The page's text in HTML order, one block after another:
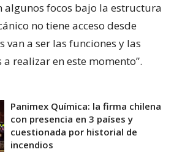
algunos focos bajo la estructura
no tiene acceso desde
van a ser las funciones y las
realizar en este momento”.
Panimex Química: la firma chilena
con presencia en 3 países y
cuestionada por historial de
incendios